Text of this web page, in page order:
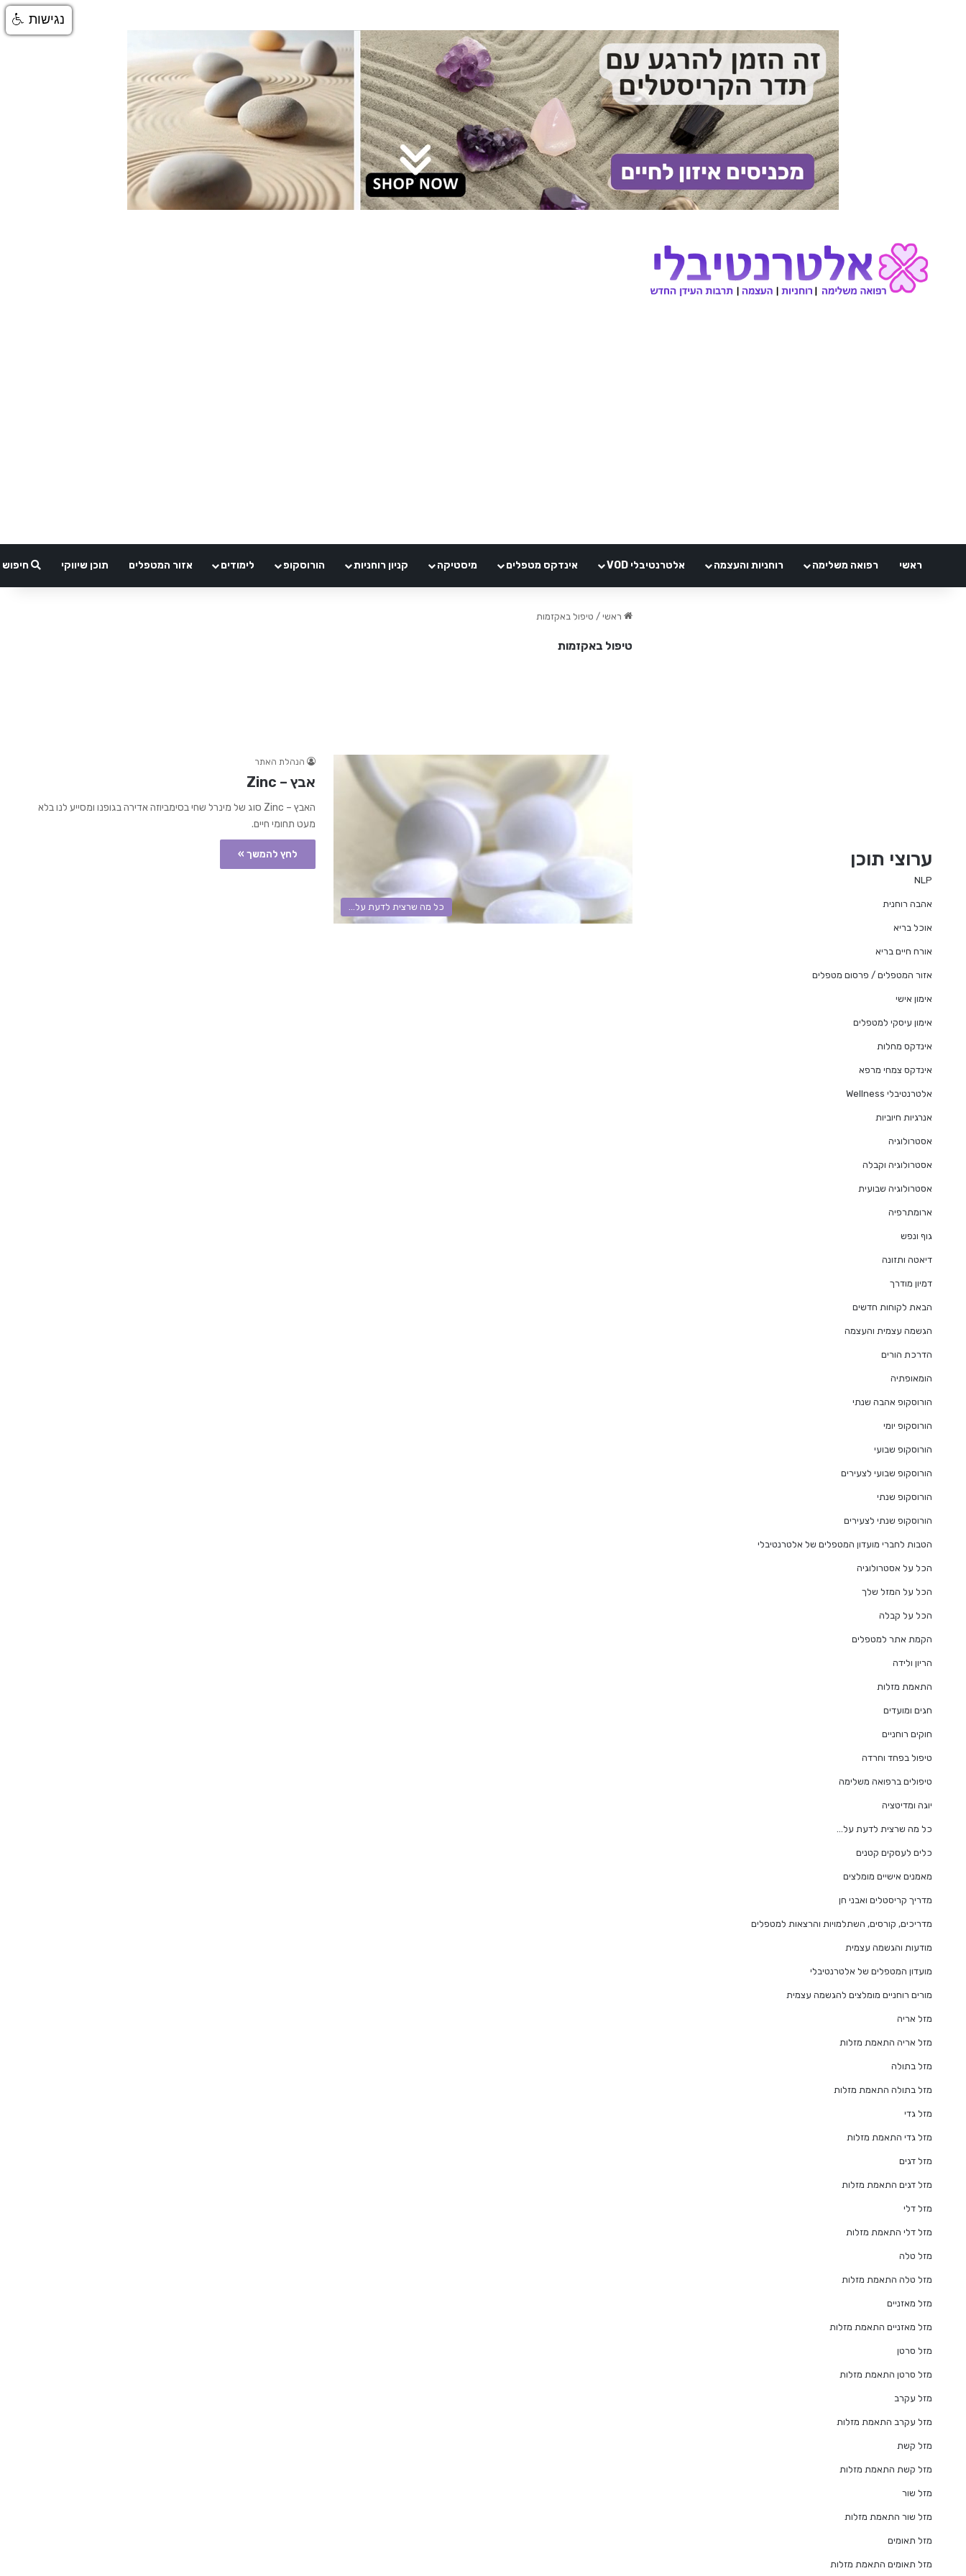
ראשי רפואה משלימה רוחניות והעצמה אלטרנטיבלי VOD אינדקס מטפלים מיסטיקה קניון רוחניות הורוסקופ לימודים אזור המטפלים תוכן שיווקי חיפוש
ראשי / טיפול באקזמות
טיפול באקזמות
כל מה שרצית לדעת על...
הנהלת האתר
אבץ – Zinc
האבץ – Zinc סוג של מינרל שחי בסימביוזה אדירה בגופנו ומסייע לנו בלא
מעט תחומי חיים.
לחץ להמשך » ערוצי תוכן
NLP
אהבה רוחנית
אוכל בריא
אורח חיים בריא
אזור המטפלים / פרסום מטפלים
אימון אישי
אימון עיסקי למטפלים
אינדקס מחלות
אינדקס צמחי מרפא
אלטרנטיבלי Wellness
אנרגיות חיוביות
אסטרולוגיה
אסטרולוגיה וקבלה
אסטרולוגיה שבועית
ארומתרפיה
גוף ונפש
דיאטה ותזונה
דמיון מודרך
הבאת לקוחות חדשים
הגשמה עצמית והעצמה
הדרכת הורים
הומאופתיה
הורוסקופ אהבה שנתי
הורוסקופ יומי
הורוסקופ שבועי
הורוסקופ שבועי לצעירים
הורוסקופ שנתי
הורוסקופ שנתי לצעירים
הטבות לחברי מועדון המטפלים של אלטרנטיבלי
הכל על אסטרולוגיה
הכל על המזל שלך
הכל על קבלה
הקמת אתר למטפלים
הריון ולידה
התאמת מזלות
חגים ומועדים
חוקים רוחניים
טיפול בפחד וחרדה
טיפולים ברפואה משלימה
יוגה ומדיטציה
כל מה שרצית לדעת על…
כלים לעסקים קטנים
מאמנים אישיים מומלצים
מדריך קריסטלים ואבני חן
מדריכים, קורסים, השתלמויות והרצאות למטפלים
מודעות והגשמה עצמית
מועדון המטפלים של אלטרנטיבלי
מורים רוחניים מומלצים להגשמה עצמית
מזל אריה
מזל אריה התאמת מזלות
מזל בתולה
מזל בתולה התאמת מזלות
מזל גדי
מזל גדי התאמת מזלות
מזל דגים
מזל דגים התאמת מזלות
מזל דלי
מזל דלי התאמת מזלות
מזל טלה
מזל טלה התאמת מזלות
מזל מאזניים
מזל מאזניים התאמת מזלות
מזל סרטן
מזל סרטן התאמת מזלות
מזל עקרב
מזל עקרב התאמת מזלות
מזל קשת
מזל קשת התאמת מזלות
מזל שור
מזל שור התאמת מזלות
מזל תאומים
מזל תאומים התאמת מזלות
נגישות